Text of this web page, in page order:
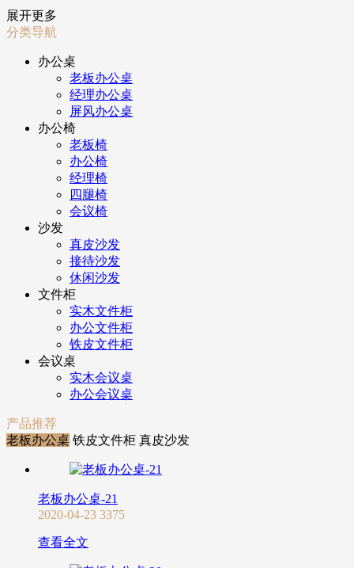
展开更多
分类导航
办公桌
老板办公桌
经理办公桌
屏风办公桌
办公椅
老板椅
办公椅
经理椅
四腿椅
会议椅
沙发
真皮沙发
接待沙发
休闲沙发
文件柜
实木文件柜
办公文件柜
铁皮文件柜
会议桌
实木会议桌
办公会议桌
产品推荐
老板办公桌 铁皮文件柜 真皮沙发
老板办公桌-21
2020-04-23 3375
查看全文